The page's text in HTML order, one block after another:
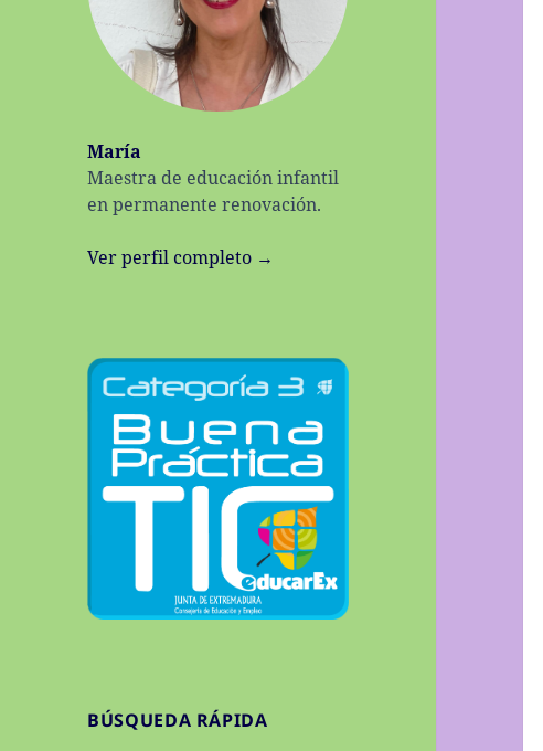
María
Maestra de educación infantil
en permanente renovación.
Ver perfil completo →
BÚSQUEDA RÁPIDA